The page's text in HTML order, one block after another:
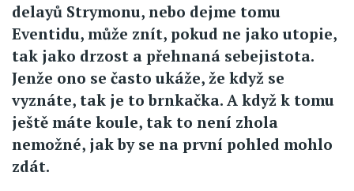
delayů Strymonu, nebo dejme tomu
Eventidu, může znít, pokud ne jako utopie,
tak jako drzost a přehnaná sebejistota.
Jenže ono se často ukáže, že když se
vyznáte, tak je to brnkačka. A když k tomu
ještě máte koule, tak to není zhola
nemožné, jak by se na první pohled mohlo
zdát.